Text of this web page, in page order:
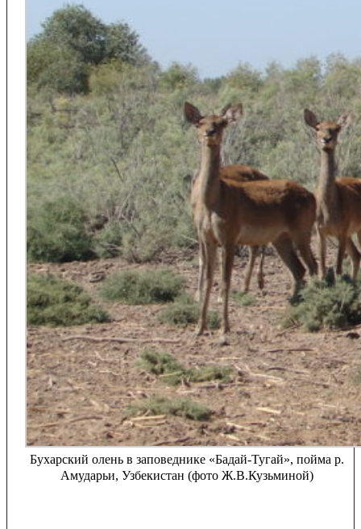
Бухарский олень в заповеднике «Бадай-Тугай», пойма р.
Амударьи, Узбекистан (фото Ж.В.Кузьминой)